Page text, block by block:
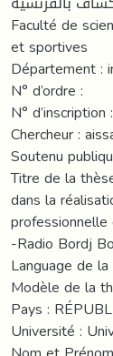
Faculté de
et sportives
Département :
N° d’ordre :
N°
Chercheur :
Soutenu
Titre de la
dans la
-Radio Bordj
Language de
Modèle de la
Pays :
Université :